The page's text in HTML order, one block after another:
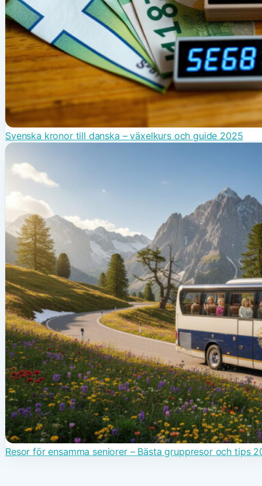
Svenska kronor till danska – växelkurs och guide 2025
Resor för ensamma seniorer – Bästa gruppresor och tips